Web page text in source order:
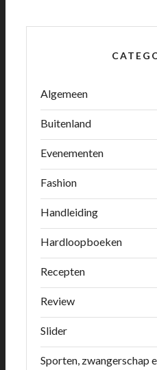
Algemeen
Buitenland
Evenementen
Fashion
Handleiding
Hardloopboeken
Recepten
Review
Slider
Sporten, zwangerschap